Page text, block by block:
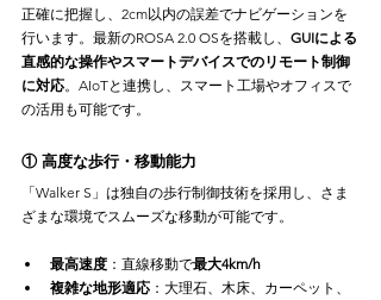
正確に把握し、2cm以内の誤差でナビゲーションを
行います。最新のROSA 2.0 OSを搭載し、 GUIによる
直感的な操作やスマートデバイスでのリモート制御
に対応。AIoTと連携し、スマート工場やオフィスで
の活用も可能です。
① 高度な歩行・移動能力
「Walker S」は独自の歩行制御技術を採用し、さま
ざまな環境でスムーズな移動が可能です。
最高速度 ：直線移動で最大4km/h
複雑な地形適応 ：大理石、木床、カーペット、